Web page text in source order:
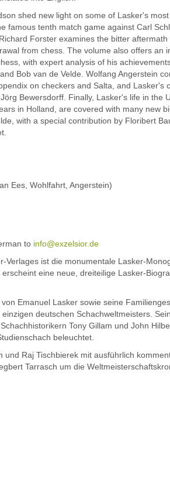
shed new light on some of Lasker's
famous tenth match game against Carl
Forster examines the bitter
from chess. The volume also offers an
with expert analysis of his
Bob van de Velde. Wolfang Angerstein
on checkers and Salta, and Lasker's
Bewersdorff. Finally, Lasker's life in the
in Holland, are covered with many new
with a special contribution by Floribert
Ees, Wohlfahrt, Angerstein)
to info@exzelsior.de
Verlages ist die monumentale Lasker-
eine neue, dreiteilige Lasker-
Emanuel Lasker sowie seine
deutschen Schachweltmeisters.
Tony Gillam und John
beleuchtet.
Raj Tischbierek mit ausführlich
Tarrasch um die